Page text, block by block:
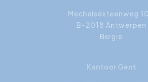
Mechelsesteenweg
B-2018 Antwerpen
België
Kantoor Gent